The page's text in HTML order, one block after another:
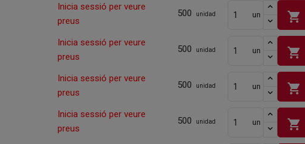
Inicia sessió per veure
preus
500 unidad un shopping_cart
Inicia sessió per veure
preus
500 unidad un shopping_cart
Inicia sessió per veure
preus
500 unidad un shopping_cart
Inicia sessió per veure
preus
500 unidad un shopping_cart